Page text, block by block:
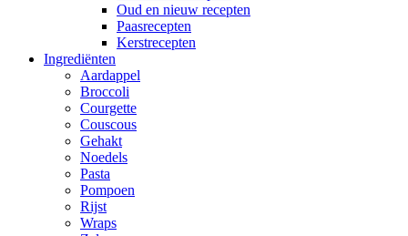
Oud en nieuw recepten
Paasrecepten
Kerstrecepten
Ingrediënten
Aardappel
Broccoli
Courgette
Couscous
Gehakt
Noedels
Pasta
Pompoen
Rijst
Wraps